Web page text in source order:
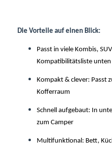
Die Vorteile auf einen Blick:
Passt in viele Kombis,
Kompatibilitätsliste unten
Kompakt & clever: Passt
Kofferraum
Schnell aufgebaut: In
zum Camper
Multifunktional: Bett,